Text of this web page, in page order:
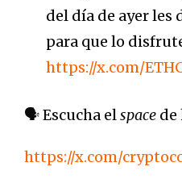
del día de ayer les
para que lo
https://x.com/
🗣️ Escucha elspace de
https://x.com/